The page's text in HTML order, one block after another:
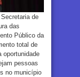
de
das
Público da
total de
oportunidade
pessoas
no município